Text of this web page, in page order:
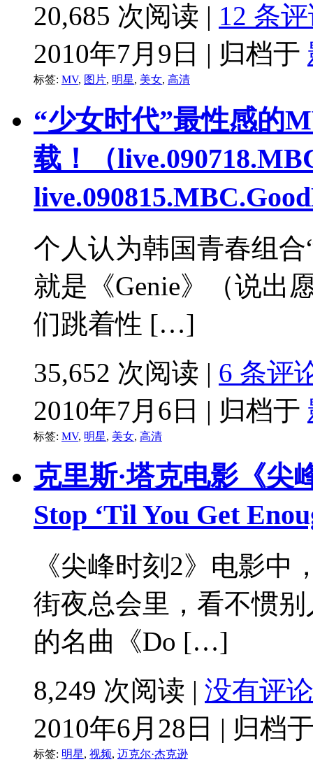
20,685 次阅读 | 12 条
2010年7月9日 | 归档于
标签: MV, 图片, 明星, 美女, 高清
“少女时代”最性感的
载！（
个人认为韩国青春组
就是《Genie》（说出
们跳着性 […]
35,652 次阅读 | 6 条评
2010年7月6日 | 归档于
标签: MV, 明星, 美女, 高清
克里斯·塔克电影《尖
Stop ‘Til You Get
《尖峰时刻2》电影中
街夜总会里，看不惯
的名曲《Do […]
8,249 次阅读 | 没有评论
2010年6月28日 | 归档
标签: 明星, 视频, 迈克尔·杰克逊